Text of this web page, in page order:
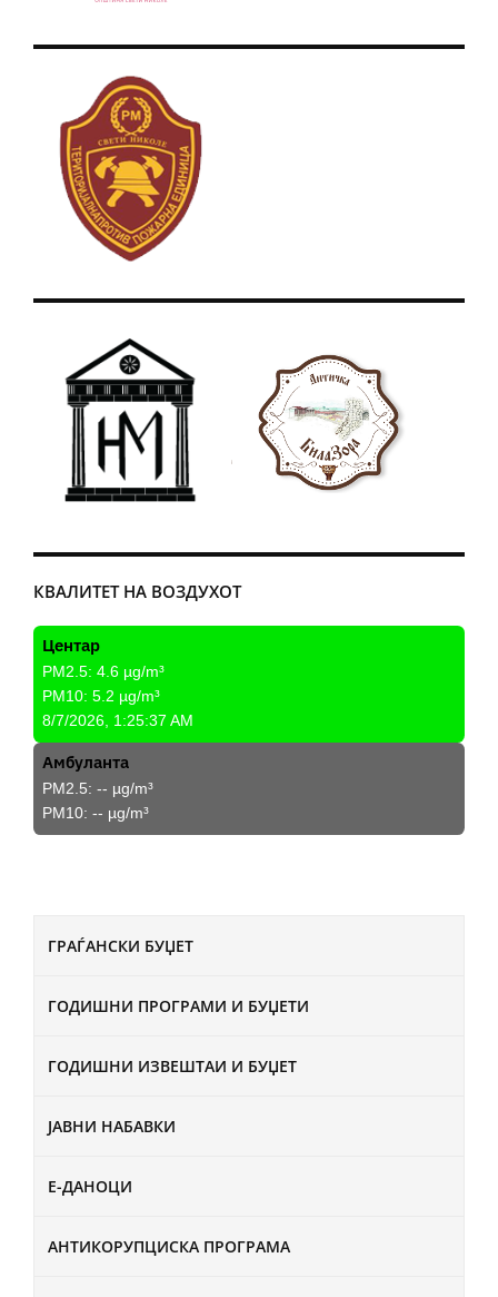
ГРАЃАНСКИ БУЏЕТ
ГОДИШНИ ПРОГРАМИ И БУЏЕТИ
ГОДИШНИ ИЗВЕШТАИ И БУЏЕТ
ЈАВНИ НАБАВКИ
Е-ДАНОЦИ
АНТИКОРУПЦИСКА ПРОГРАМА
КВАЛИТЕТ НА ВОЗДУХОТ
Центар
PM2.5: 4.6 µg/m³
PM10: 5.2 µg/m³
8/7/2026, 1:25:37 AM
Амбуланта
PM2.5: -- µg/m³
PM10: -- µg/m³